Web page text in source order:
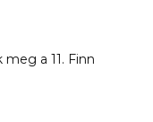
a 11. Finn